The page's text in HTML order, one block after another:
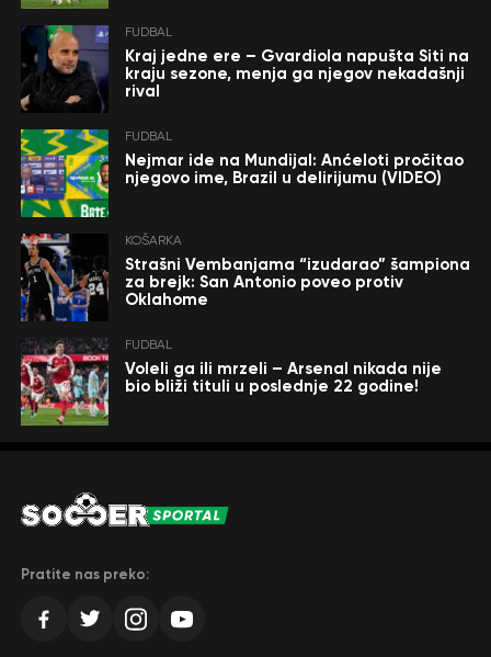
FUDBAL
Kraj jedne ere – Gvardiola napušta Siti na
kraju sezone, menja ga njegov nekadašnji
rival
FUDBAL
Nejmar ide na Mundijal: Anćeloti pročitao
njegovo ime, Brazil u delirijumu (VIDEO)
KOŠARKA
Strašni Vembanjama “izudarao” šampiona
za brejk: San Antonio poveo protiv
Oklahome
FUDBAL
Voleli ga ili mrzeli – Arsenal nikada nije
bio bliži tituli u poslednje 22 godine!
Pratite nas preko: